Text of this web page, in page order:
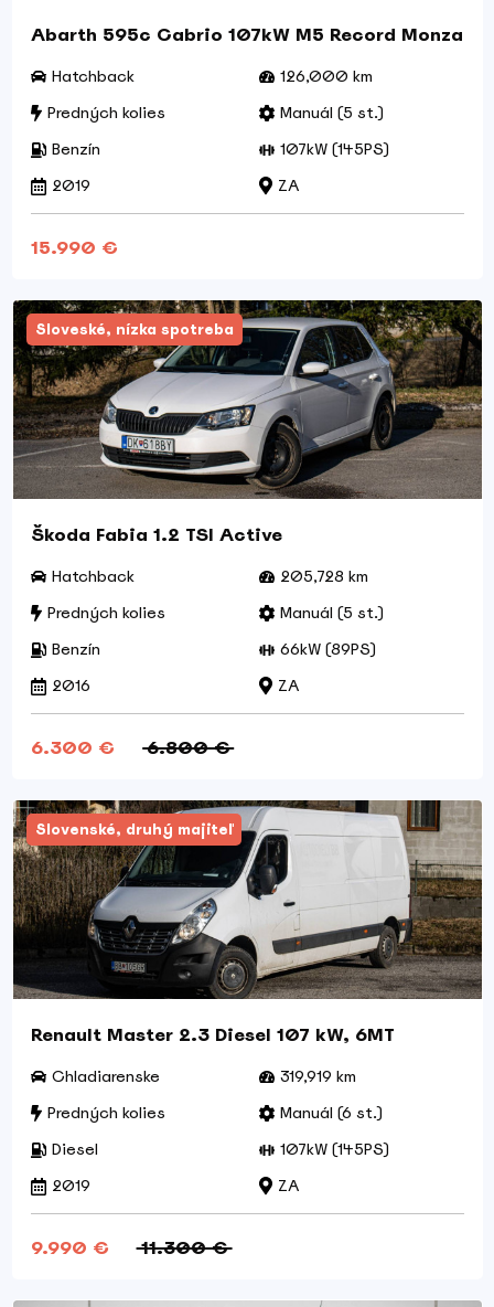
Abarth 595c Cabrio 107kW M5 Record Monza
Hatchback
126,000 km
Predných kolies
Manuál (5 st.)
Benzín
107kW (145PS)
2019
ZA
15.990 €
Sloveské, nízka spotreba
Škoda Fabia 1.2 TSI Active
Hatchback
205,728 km
Predných kolies
Manuál (5 st.)
Benzín
66kW (89PS)
2016
ZA
6.300 € 6.800 €
Slovenské, druhý majiteľ
Renault Master 2.3 Diesel 107 kW, 6MT
Chladiarenske
319,919 km
Predných kolies
Manuál (6 st.)
Diesel
107kW (145PS)
2019
ZA
9.990 € 11.300 €